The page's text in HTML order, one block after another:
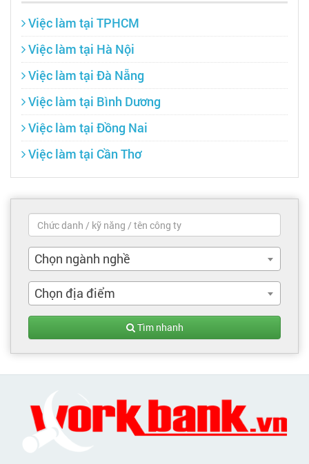
Việc làm tại TPHCM
Việc làm tại Hà Nội
Việc làm tại Đà Nẵng
Việc làm tại Bình Dương
Việc làm tại Đồng Nai
Việc làm tại Cần Thơ
Chọn ngành nghề
Chọn địa điểm
Tìm nhanh